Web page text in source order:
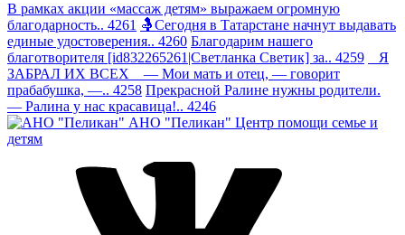
В рамках акции «массаж детям» выражаем огромную
благодарность.. 4261 🤱Сегодня в Татарстане начнут выдавать
единые удостоверения.. 4260 Благодарим нашего
благотворителя [id832265261|Светланка Светик] за.. 4259
Я
ЗАБРАЛ ИХ ВСЕХ — Мои мать и отец, — говорит
прабабушка, —.. 4258 Прекрасной Ралине нужны родители.
— Ралина у нас красавица!.. 4246
АНО "Пеликан" Центр помощи семье и
детям